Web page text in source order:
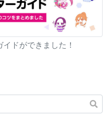
ドができました！